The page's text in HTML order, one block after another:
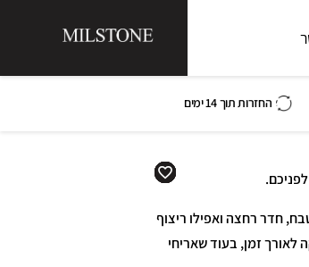
החזרות תוך 14 ימים
חדר רחצה ואפילו ריצוף
לאורך זמן, בעוד שאריחי